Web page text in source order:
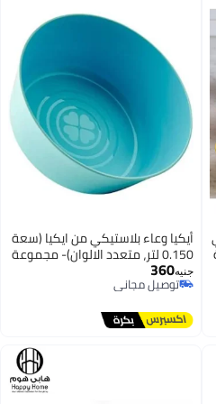
أيكيا وعاء بلاستيكي من ايكيا (سعة
0.150 لتر، متعدد الالوان)- مجموعة
جنيه360
توصيل مجاني